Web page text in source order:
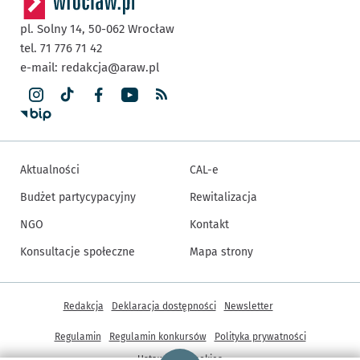
pl. Solny 14, 50-062 Wrocław
tel. 71 776 71 42
e-mail: redakcja@araw.pl
Aktualności
Budżet partycypacyjny
NGO
Konsultacje społeczne
CAL-e
Rewitalizacja
Kontakt
Mapa strony
Inne informacje
Redakcja Deklaracja dostępności Newsletter
Regulamin Regulamin konkursów
Polityka prywatności